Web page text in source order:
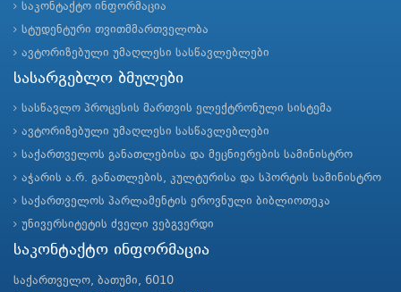
საკონტაქტო ინფორმაცია
სტუდენტური თვითმმართველობა
ავტორიზებული უმაღლესი სასწავლებლები
სასარგებლო ბმულები
სასწავლო პროცესის მართვის ელექტრონული სისტემა
ავტორიზებული უმაღლესი სასწავლებლები
საქართველოს განათლებისა და მეცნიერების სამინისტრო
აჭარის ა.რ. განათლების, კულტურისა და სპორტის სამინისტრო
საქართველოს პარლამენტის ეროვნული ბიბლიოთეკა
უნივერსიტეტის ძველი ვებგვერდი
საკონტაქტო ინფორმაცია
საქართველო, ბათუმი, 6010